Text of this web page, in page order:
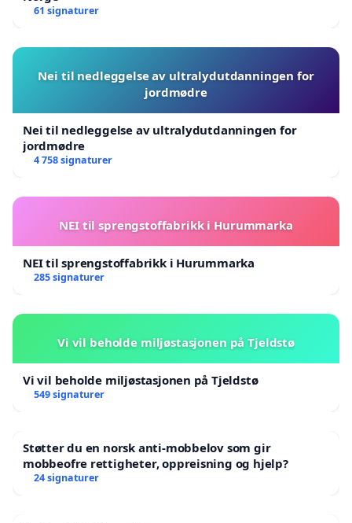
61 signaturer
Nei til nedleggelse av ultralydutdanningen for
jordmødre
Nei til nedleggelse av ultralydutdanningen for
jordmødre
4 758 signaturer
NEI til sprengstoffabrikk i Hurummarka
NEI til sprengstoffabrikk i Hurummarka
285 signaturer
Vi vil beholde miljøstasjonen på Tjeldstø
Vi vil beholde miljøstasjonen på Tjeldstø
549 signaturer
Støtter du en norsk anti-mobbelov som gir
mobbeofre rettigheter, oppreisning og hjelp?
24 signaturer